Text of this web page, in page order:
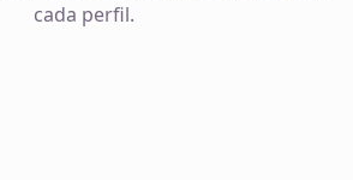
cada perfil.